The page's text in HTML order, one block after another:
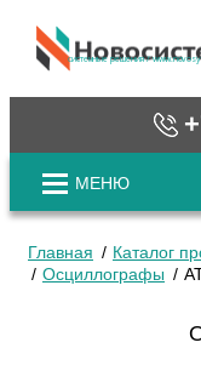
cистемные решения /
МЕНЮ
Главная Каталог
Осциллографы